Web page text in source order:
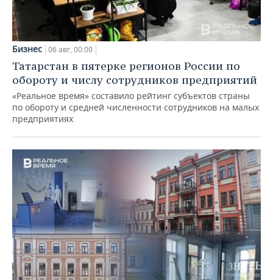
Бизнес 06 авг, 00:00
Татарстан в пятерке регионов России по
обороту и числу сотрудников предприятий
«Реальное время» составило рейтинг субъектов страны
по обороту и средней численности сотрудников на малых
предприятиях